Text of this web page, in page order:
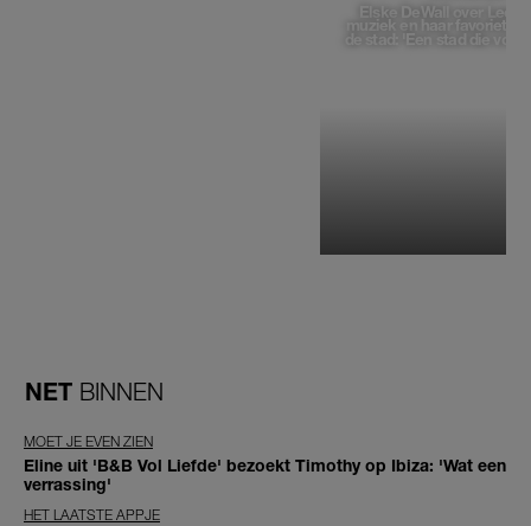
Elske DeWall over
muziek en haar favoriete
de stad: 'Een stad die
NET BINNEN
MOET JE EVEN ZIEN
Eline uit 'B&B Vol Liefde' bezoekt Timothy op Ibiza: 'Wat een
verrassing'
HET LAATSTE APPJE